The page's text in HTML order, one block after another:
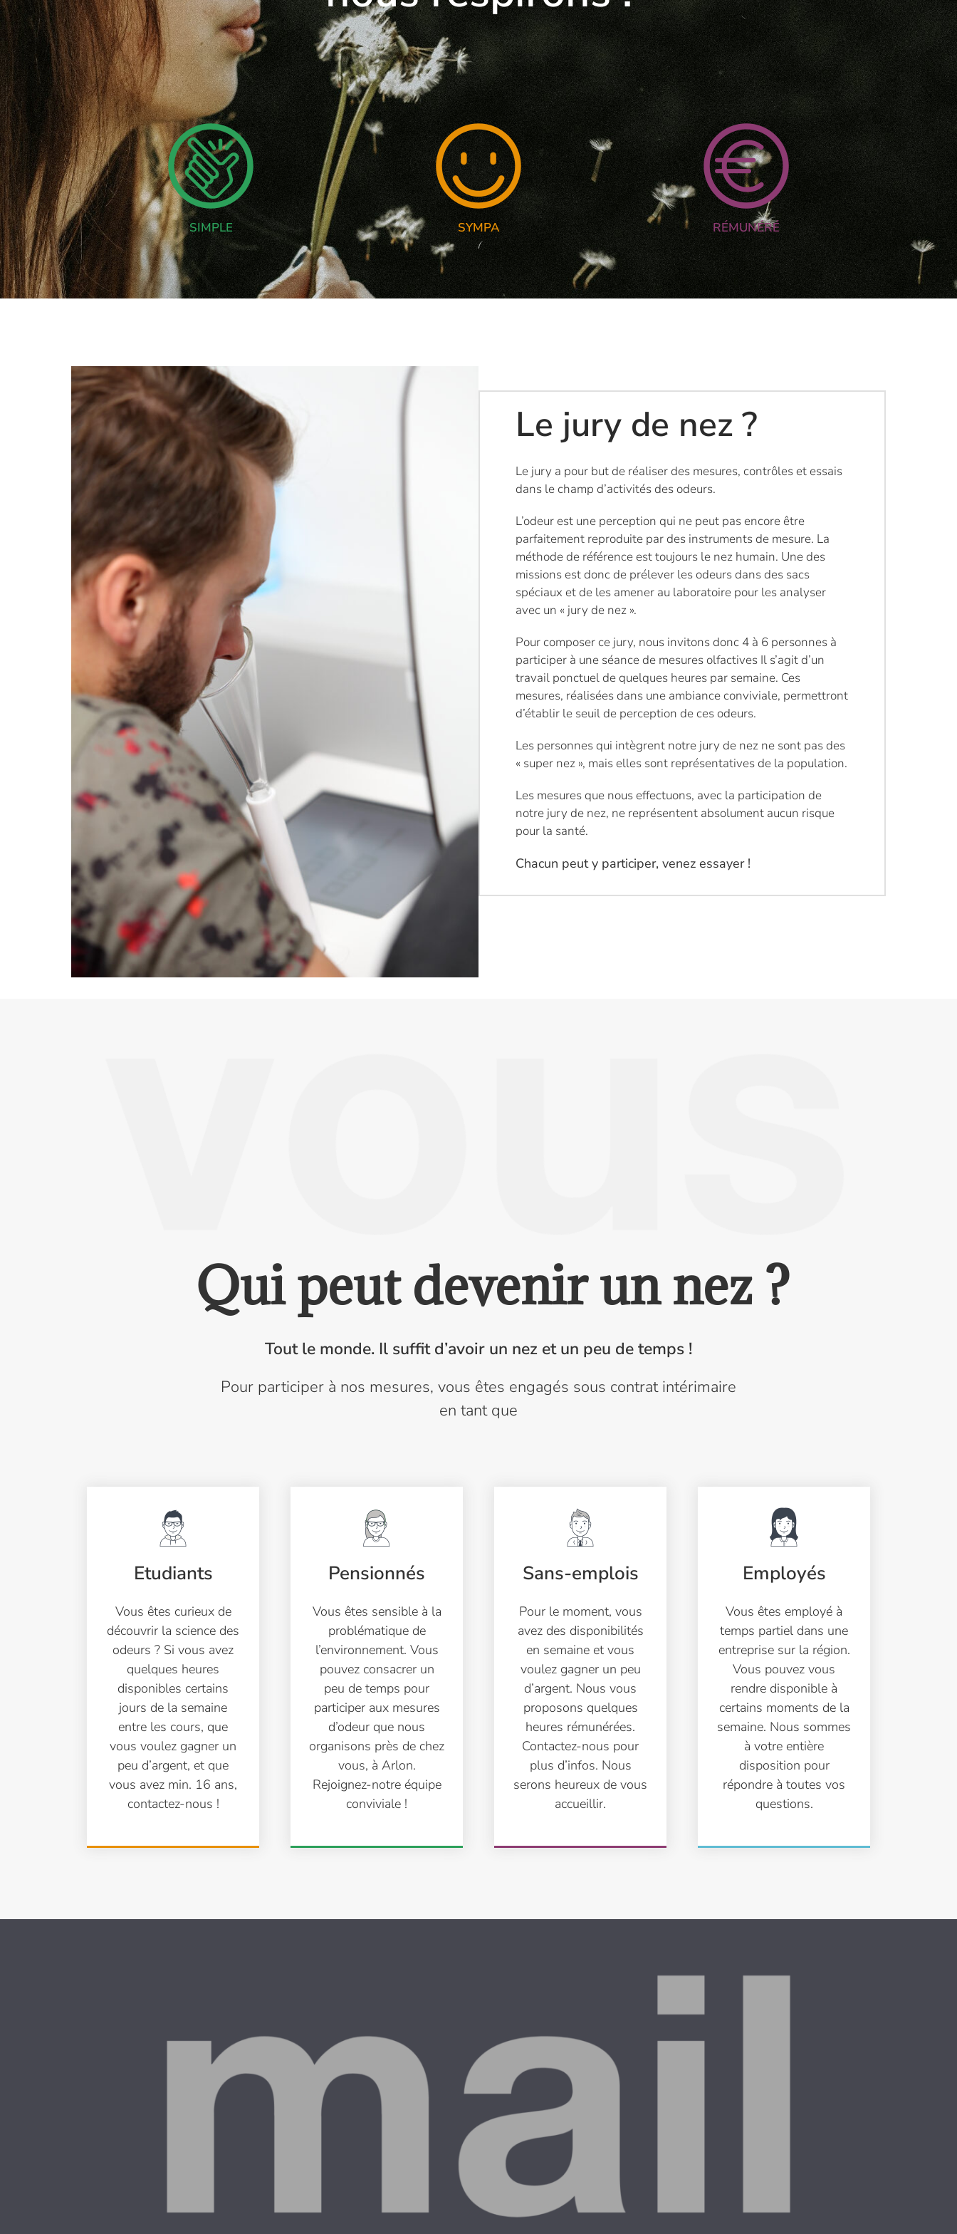
SIMPLE SYMPA RÉMUNÉRÉ
Le jury de nez ?
Le jury a pour but de réaliser des mesures, contrôles et essais
dans le champ d’activités des odeurs.
L’odeur est une perception qui ne peut pas encore être
parfaitement reproduite par des instruments de mesure. La
méthode de référence est toujours le nez humain. Une des
missions est donc de prélever les odeurs dans des sacs
spéciaux et de les amener au laboratoire pour les analyser
avec un « jury de nez ».
Pour composer ce jury, nous invitons donc 4 à 6 personnes à
participer à une séance de mesures olfactives Il s’agit d’un
travail ponctuel de quelques heures par semaine. Ces
mesures, réalisées dans une ambiance conviviale, permettront
d’établir le seuil de perception de ces odeurs.
Les personnes qui intègrent notre jury de nez ne sont pas des
« super nez », mais elles sont représentatives de la population.
Les mesures que nous effectuons, avec la participation de
notre jury de nez, ne représentent absolument aucun risque
pour la santé.
Chacun peut y participer, venez essayer !
Qui peut devenir un nez ?
Tout le monde. Il suffit d’avoir un nez et un peu de temps !
Pour participer à nos mesures, vous êtes engagés sous contrat intérimaire
en tant que
Etudiants
Vous êtes curieux de
découvrir la science des
odeurs ? Si vous avez
quelques heures
disponibles certains
jours de la semaine
entre les cours, que
vous voulez gagner un
peu d’argent, et que
vous avez min. 16 ans,
contactez-nous !
Pensionnés
Vous êtes sensible à la
problématique de
l’environnement. Vous
pouvez consacrer un
peu de temps pour
participer aux mesures
d’odeur que nous
organisons près de chez
vous, à Arlon.
Rejoignez-notre équipe
conviviale !
Sans-emplois
Pour le moment, vous
avez des disponibilités
en semaine et vous
voulez gagner un peu
d’argent. Nous vous
proposons quelques
heures rémunérées.
Contactez-nous pour
plus d’infos. Nous
serons heureux de vous
accueillir.
Employés
Vous êtes employé à
temps partiel dans une
entreprise sur la région.
Vous pouvez vous
rendre disponible à
certains moments de la
semaine. Nous sommes
à votre entière
disposition pour
répondre à toutes vos
questions.